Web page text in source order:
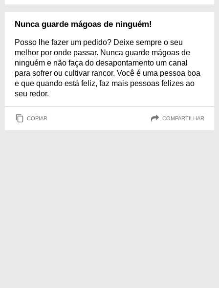
Nunca guarde mágoas de ninguém!
Posso lhe fazer um pedido? Deixe sempre o seu
melhor por onde passar. Nunca guarde mágoas de
ninguém e não faça do desapontamento um canal
para sofrer ou cultivar rancor. Você é uma pessoa boa
e que quando está feliz, faz mais pessoas felizes ao
seu redor.
COPIAR COMPARTILHAR